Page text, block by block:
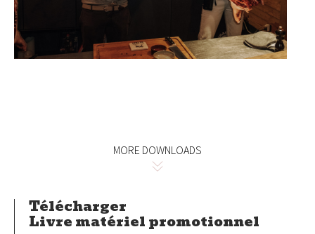
MORE DOWNLOADS
Télécharger
Livre matériel promotionnel